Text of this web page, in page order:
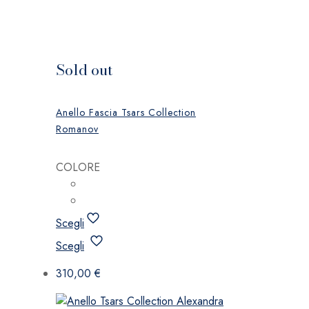
Sold out
Anello Fascia Tsars Collection
Romanov
COLORE
Scegli
Scegli Questo
ha
varianti.
310,00€